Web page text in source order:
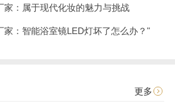
家：属于现代化妆的魅力与挑战
家：智能浴室镜LED灯坏了怎么办？"
更多